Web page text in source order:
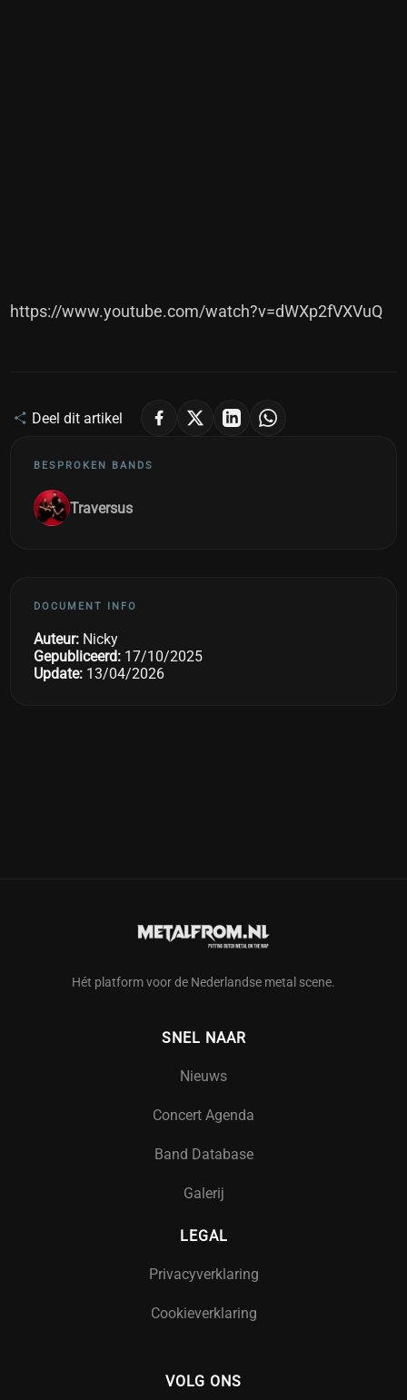
https://www.youtube.com/watch?v=dWXp2fVXVuQ
Deel dit artikel
BESPROKEN BANDS
Traversus
DOCUMENT INFO
Auteur: Nicky
Gepubliceerd: 17/10/2025
Update: 13/04/2026
Hét platform voor de Nederlandse metal scene.
SNEL NAAR
Nieuws
Concert Agenda
Band Database
Galerij
LEGAL
Privacyverklaring
Cookieverklaring
VOLG ONS